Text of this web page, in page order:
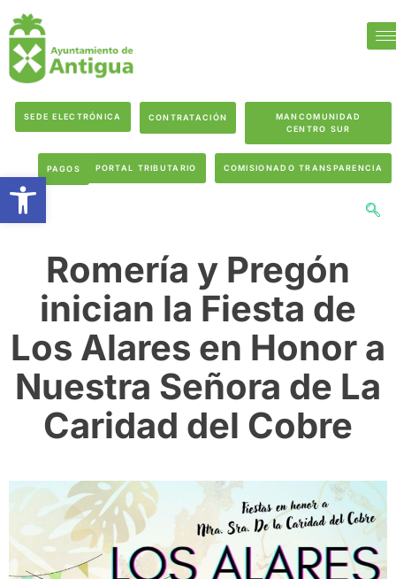
SEDE ELECTRÓNICA CONTRATACIÓN
MANCOMUNIDAD
CENTRO SUR
PAGOS PORTAL TRIBUTARIO COMISIONADO TRANSPARENCIA
Romería y Pregón
inician la Fiesta de
Los Alares en Honor a
Nuestra Señora de La
Caridad del Cobre
Abrir barra de herramientas